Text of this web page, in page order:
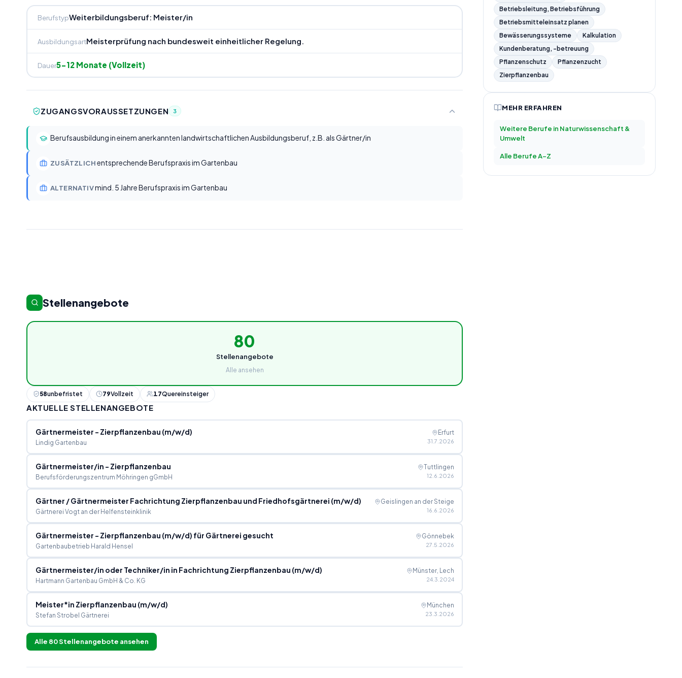
BerufstypWeiterbildungsberuf: Meister/in
AusbildungsartMeisterprüfung nach bundesweit einheitlicher Regelung.
Dauer5-12 Monate (Vollzeit)
ZUGANGSVORAUSSETZUNGEN 3
Berufsausbildung in einem anerkannten landwirtschaftlichen Ausbildungsberuf, z.B. als Gärtner/in
ZUSÄTZLICHentsprechende Berufspraxis im Gartenbau
ALTERNATIVmind. 5 Jahre Berufspraxis im Gartenbau
Stellenangebote
80
Stellenangebote
Alle ansehen
58unbefristet 79Vollzeit 17Quereinsteiger
AKTUELLE STELLENANGEBOTE
Gärtnermeister - Zierpflanzenbau (m/w/d)
Lindig Gartenbau
Erfurt
31.7.2026
Gärtnermeister/in - Zierpflanzenbau
Berufsförderungszentrum Möhringen gGmbH
Tuttlingen
12.6.2026
Gärtner / Gärtnermeister Fachrichtung Zierpflanzenbau und Friedhofsgärtnerei (m/w/d)
Gärtnerei Vogt an der Helfensteinklinik
Geislingen an der Steige
16.6.2026
Gärtnermeister - Zierpflanzenbau (m/w/d) für Gärtnerei gesucht
Gartenbaubetrieb Harald Hensel
Gönnebek
27.5.2026
Gärtnermeister/in oder Techniker/in in Fachrichtung Zierpflanzenbau (m/w/d)
Hartmann Gartenbau GmbH & Co. KG
Münster, Lech
24.3.2024
Meister*in Zierpflanzenbau (m/w/d)
Stefan Strobel Gärtnerei
München
23.3.2026
Alle 80Stellenangebote ansehen
Betriebsleitung, Betriebsführung
Betriebsmitteleinsatz planen
Bewässerungssysteme
Kalkulation
Kundenberatung, -betreuung
Pflanzenschutz
Pflanzenzucht
Zierpflanzenbau
MEHR ERFAHREN
Weitere Berufe in Naturwissenschaft &
Umwelt
Alle Berufe A–Z